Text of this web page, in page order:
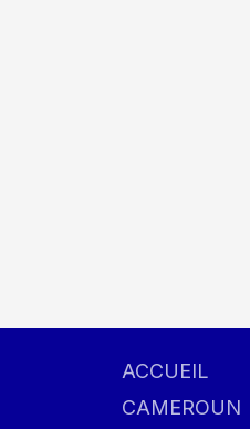
ACCUEIL
CAMEROUN